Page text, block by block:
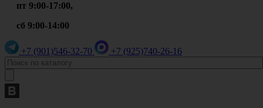
пт 9:00-17:00,
сб 9:00-14:00
+7 (901)546-32-70 +7 (925)740-26-16